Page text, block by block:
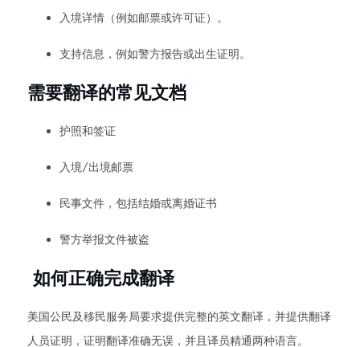
入境详情（例如邮票或许可证）。
支持信息，例如警方报告或出生证明。
需要翻译的常见文档
护照和签证
入境/出境邮票
民事文件，包括结婚或离婚证书
警方举报文件被盗
如何正确完成翻译
美国公民及移民服务局要求提供完整的英文翻译，并提供翻译
人员证明，证明翻译准确无误，并且译员精通两种语言。